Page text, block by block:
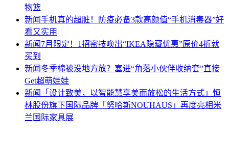
物篮
新闻手机真的超脏！防疫必备3款高颜值“手机消毒器”好
看又实用
新闻 7月限定！1招密技唤出“IKEA隐藏优惠”原价4折就
买到
新闻 冬季棉被没地方放？塞进“角落小伙伴收纳套”直接
Get超萌娃娃
新闻
「设计致美，以智能慧享美而放松的生活方式」恒
林股份旗下国际品牌「努哈斯NOUHAUS」再度亮相米
兰国际家具展